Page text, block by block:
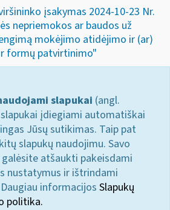
įsakymas 2024-10-23 Nr.
nepriemokos ar baudos už
mokėjimo atidėjimo ir (ar)
formų patvirtinimo"
slapukai (angl.
įdiegiami automatiškai
Jūsų sutikimas. Taip pat
slapukų naudojimu. Savo
atšaukti pakeisdami
nustatymus ir ištrindami
informacijos Slapukų
politika.